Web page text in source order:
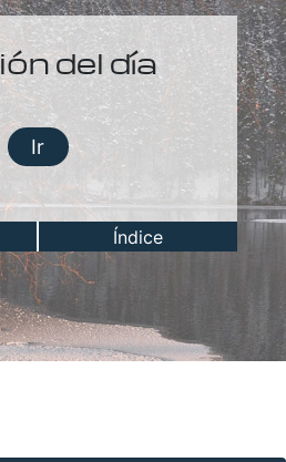
del día
Ir
Índice